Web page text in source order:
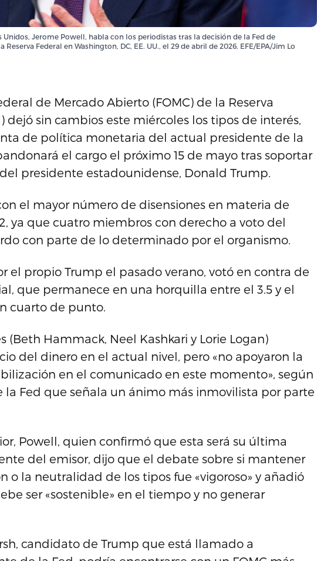
Unidos, Jerome Powell, habla con los periodistas tras la decisión de la Fed de
Federal en Washington, DC, EE. UU., el 29 de abril de 2026. EFE/EPA/Jim Lo
de Mercado Abierto (FOMC) de la Reserva
dejó sin cambios este miércoles los tipos de interés,
de política monetaria del actual presidente de la
el cargo el próximo 15 de mayo tras soportar
presidente estadounidense, Donald Trump.
el mayor número de disensiones en materia de
ya que cuatro miembros con derecho a voto del
con parte de lo determinado por el organismo.
el propio Trump el pasado verano, votó en contra de
que permanece en una horquilla entre el 3.5 y el
cuarto de punto.
(Beth Hammack, Neel Kashkari y Lorie Logan)
del dinero en el actual nivel, pero «no apoyaron la
en el comunicado en este momento», según
Fed que señala un ánimo más inmovilista por parte
Powell, quien confirmó que esta será su última
del emisor, dijo que el debate sobre si mantener
o la neutralidad de los tipos fue «vigoroso» y añadió
ser «sostenible» en el tiempo y no generar
candidato de Trump que está llamado a